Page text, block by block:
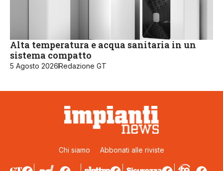
Alta temperatura e acqua sanitaria in un
sistema compatto
5 Agosto 2026Redazione GT
Chi siamo Abbonati alle riviste